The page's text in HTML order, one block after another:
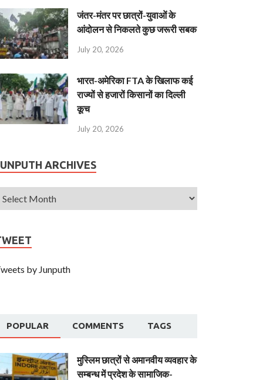
जंतर-मंतर पर छात्रों-युवाओं के
आंदोलन से निकलते कुछ जरूरी सबक
July 20, 2026
भारत-अमेरिका FTA के खिलाफ कई
राज्यों से हजारों किसानों का दिल्ली
कूच
July 20, 2026
ARCHIVES
by Junputh
POPULAR COMMENTS TAGS
मुस्लिम छात्रों से अमानवीय व्यवहार के
सम्बन्ध में प्रदेश के सामाजिक-